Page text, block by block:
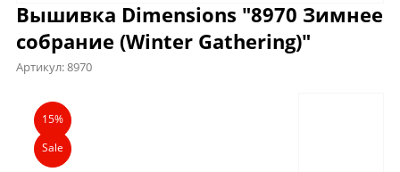
Вышивка Dimensions "8970 Зимнее
собрание (Winter Gathering)"
Артикул:8970
Описание
15%
Sale